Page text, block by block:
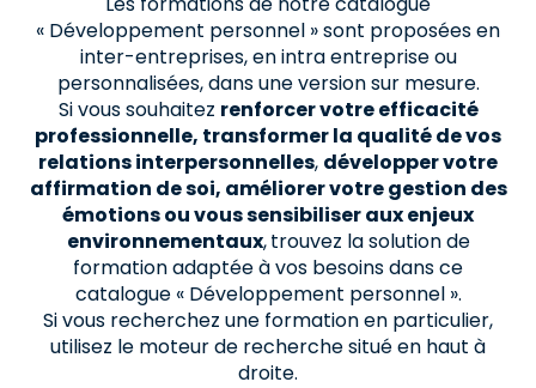
« Développement personnel » sont proposées en
inter-entreprises, en intra entreprise ou
personnalisées, dans une version sur mesure.
Si vous souhaitez renforcer votre efficacité
professionnelle, transformer la qualité de vos
relations interpersonnelles, développer votre
affirmation de soi, améliorer votre gestion des
émotions ou vous sensibiliser aux enjeux
environnementaux,trouvez la solution de
formation adaptée à vos besoins dans ce
catalogue « Développement personnel ».
Si vous recherchez une formation en particulier,
utilisez le moteur de recherche situé en haut à
droite.